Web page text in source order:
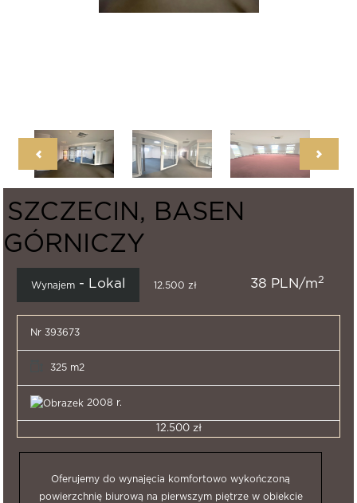
SZCZECIN, BASEN
GÓRNICZY
Wynajem - Lokal 12.500 zł 38 PLN/m2
Nr 393673
325 m2
2008 r.
12.500 zł
Oferujemy do wynajęcia komfortowo wykończoną
powierzchnię biurową na pierwszym piętrze w obiekcie